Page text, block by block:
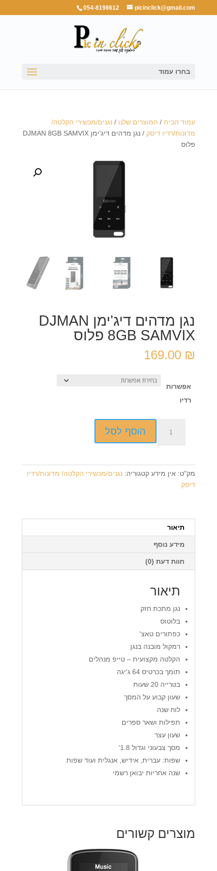
054-8198612 picinclick@gmail.com
בחרו עמוד
עמוד הבית/ המוצרים שלנו / נגנים/מכשירי הקלטה/
מדונות/רדיו דיסק
/ נגן מדהים דיג'ימן DJMAN 8GB SAMVIX
פלוס
נגן מדהים דיג'ימן DJMAN
8GB SAMVIX פלוס
169.00 ₪
אפשרות
רדיו
DJMAN
8GB
הוסף לסל
מק"ט: אין מידע קטגוריה: נגנים/מכשירי הקלטה/ מדונות/רדיו
דיסק
תיאור
מידע נוסף
חוות דעת (0)
תיאור
נגן מתכת חזק
בלוטוס
כפתורים טאצ'
רמקול מובנה בנגן
הקלטה מקצועית – טייפ מנהלים
תומך בכרטיס 64 ג'יגה
בטרייה 20 שעות
שעון קבוע על המסך
לוח שנה
תפילות ושאר ספרים
שעון עצר
מסך צבעוני וגדול 1.8'
שפות: עברית, אידיש, אנגלית ועוד שפות
שנה אחריות יבואן רשמי
מוצרים קשורים